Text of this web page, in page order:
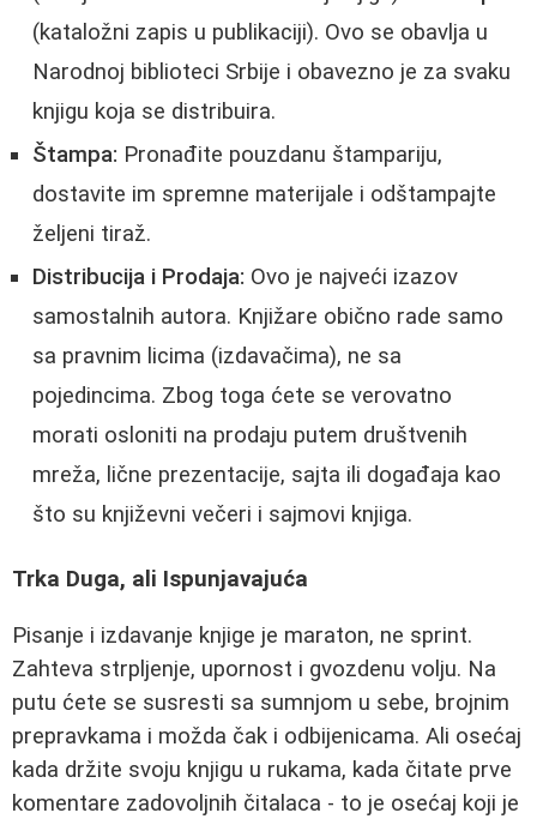
(kataložni zapis u publikaciji). Ovo se obavlja u
Narodnoj biblioteci Srbije i obavezno je za svaku
knjigu koja se distribuira.
Štampa: Pronađite pouzdanu štampariju,
dostavite im spremne materijale i odštampajte
željeni tiraž.
Distribucija i Prodaja: Ovo je najveći izazov
samostalnih autora. Knjižare obično rade samo
sa pravnim licima (izdavačima), ne sa
pojedincima. Zbog toga ćete se verovatno
morati osloniti na prodaju putem društvenih
mreža, lične prezentacije, sajta ili događaja kao
što su književni večeri i sajmovi knjiga.
Trka Duga, ali Ispunjavajuća
Pisanje i izdavanje knjige je maraton, ne sprint.
Zahteva strpljenje, upornost i gvozdenu volju. Na
putu ćete se susresti sa sumnjom u sebe, brojnim
prepravkama i možda čak i odbijenicama. Ali osećaj
kada držite svoju knjigu u rukama, kada čitate prve
komentare zadovoljnih čitalaca - to je osećaj koji je